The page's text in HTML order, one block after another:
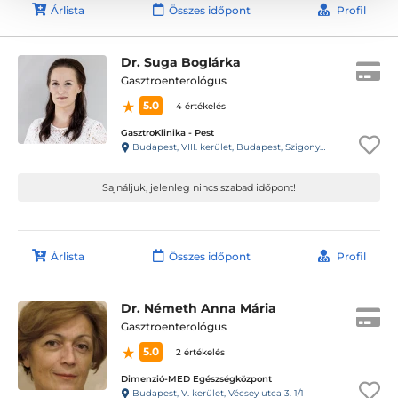
Árlista Összes időpont Profil
Dr. Suga Boglárka
Gasztroenterológus
5.0
4 értékelés
GasztroKlinika - Pest
Budapest, VIII. kerület, Budapest, Szigony u. 26-32
Sajnáljuk, jelenleg nincs szabad időpont!
Árlista Összes időpont Profil
Dr. Németh Anna Mária
Gasztroenterológus
5.0
2 értékelés
Dimenzió-MED Egészségközpont
Budapest, V. kerület, Vécsey utca 3. 1/1